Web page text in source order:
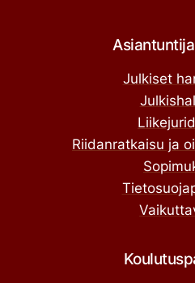
Julkiset
Riidanratkaisu ja